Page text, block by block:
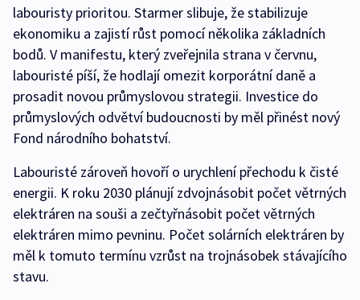
labouristy prioritou. Starmer slibuje, že stabilizuje
ekonomiku a zajistí růst pomocí několika základních
bodů. V manifestu, který zveřejnila strana v červnu,
labouristé píší, že hodlají omezit korporátní daně a
prosadit novou průmyslovou strategii. Investice do
průmyslových odvětví budoucnosti by měl přinést nový
Fond národního bohatství.
Labouristé zároveň hovoří o urychlení přechodu k čisté
energii. K roku 2030 plánují zdvojnásobit počet větrných
elektráren na souši a zečtyřnásobit počet větrných
elektráren mimo pevninu. Počet solárních elektráren by
měl k tomuto termínu vzrůst na trojnásobek stávajícího
stavu.